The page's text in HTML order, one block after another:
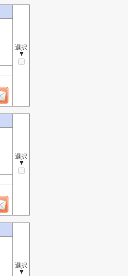
選択
▼
選択
▼
選択
▼